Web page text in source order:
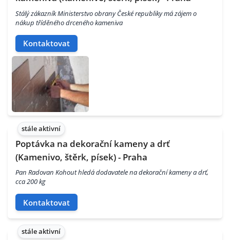
Stálý zákazník Ministerstvo obrany České republiky má zájem o
nákup tříděného drceného kameniva
Kontaktovat
stále aktivní
Poptávka na dekorační kameny a drť
(Kamenivo, štěrk, písek) - Praha
Pan Radovan Kohout hledá dodavatele na dekorační kameny a drť,
cca 200 kg
Kontaktovat
stále aktivní